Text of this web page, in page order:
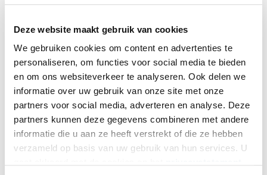
Deze website maakt gebruik van cookies
We gebruiken cookies om content en advertenties te
personaliseren, om functies voor social media te bieden
en om ons websiteverkeer te analyseren. Ook delen we
informatie over uw gebruik van onze site met onze
partners voor social media, adverteren en analyse. Deze
partners kunnen deze gegevens combineren met andere
informatie die u aan ze heeft verstrekt of die ze hebben
verzameld op basis van uw gebruik van hun services. U
zat er nog nauwelijks op. Tot mijn vreugde zag ik dat men ging